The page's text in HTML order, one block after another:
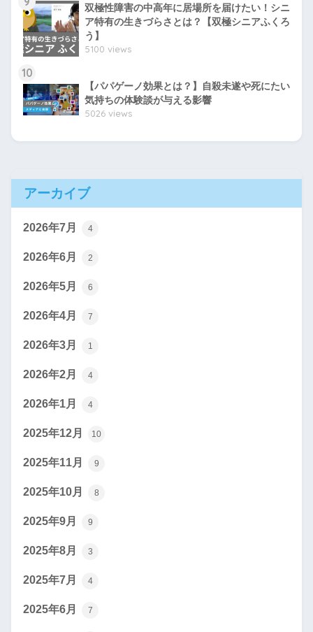
双極性障害の中高年に居場所を届けたい！シニ
ア特有の生きづらさとは？【双極シニアふくろ
う】
5100 views
10
【パパゲーノ効果とは？】自殺未遂や死にたい
気持ちの体験談が与える影響
5026 views
アーカイブ
2026年7月 4
2026年6月 2
2026年5月 6
2026年4月 7
2026年3月 1
2026年2月 4
2026年1月 4
2025年12月 10
2025年11月 9
2025年10月 8
2025年9月 9
2025年8月 3
2025年7月 4
2025年6月 7